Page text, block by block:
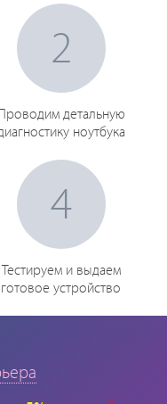
2
Проводим детальную
ноутбука
4
Тестируем и выдаем
готовое устройство